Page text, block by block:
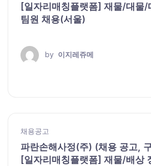
[일자리매칭플랫폼] 재물/대물/
팀원 채용(서울)
by 이지레쥬메
채용공고
파란손해사정(주) (채용 공고,
[일자리매칭플랫폼] 재물/배상